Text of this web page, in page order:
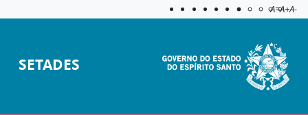
Aplicar
A=A+A-
SETADES